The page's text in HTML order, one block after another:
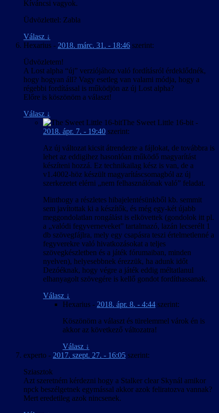
Kíváncsi vagyok.
Üdvözlettel: Zabla
Válasz ↓
Hexarius - 2018. márc. 31. - 18:46 szerint:
Üdvözletem!
A Lost alpha “új” verziójához való fordításról érdeklődnék,
hogy hogyan áll? Vagy esetleg van valami módja, hogy a
régebbi fordítással is működjön az új Lost alpha?
Előre is köszönöm a választ!
Válasz ↓
The Sweet Little 16-bit -
2018. ápr. 7. - 19:40 szerint:
Az új változat kicsit átrendezte a fájlokat, de továbbra is
lehet az eddigihez hasonlóan működő magyarítást
készíteni hozzá. Ez technikailag kész is van, de a
v1.4002-höz készült magyarításcsomagból az új
szerkezetet elérni „nem felhasználónak való” feladat.
Minthogy a részletes hibajelentésünkből kb. semmit
sem javítottak ki a készítők, és még egy-két újabb
meggondolatlan rongálást is elkövettek (gondolok itt pl.
a „valódi fegyverneveket” tartalmazó, lazán lecserélt 1
db szövegfájlra, mely egy csapásra teszi értelmetlenné a
fegyverekre való hivatkozásokat a teljes
szövegkészletben és a játék fórumaiban, minden
nyelven), helyesebbnek érezzük, ha adunk időt
Dezóéknak, hogy végre a játék eddig méltatlanul
elhanyagolt szövegére is kellő gondot fordíthassanak.
Válasz ↓
Hexarius - 2018. ápr. 8. - 4:44 szerint:
Köszönöm a választ és türelemmel várok én is
akkor az következő változatra!
Válasz ↓
experto - 2017. szept. 27. - 16:05 szerint:
Sziasztok
Azt szeretném kérdezni hogy a Stalker clear Skynál amikor
npck beszélgetnek egymással akkor azok feliratozva vannak?
Mert eredetileg azok nincsenek.